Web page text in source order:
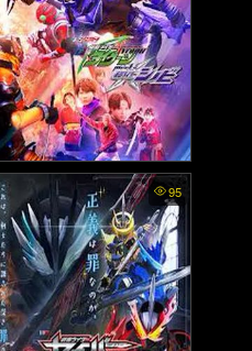
Geats Extra: Kamen Rider
Tycoon meets Kamen Rider
Shinobi - กีทส์ เอ็กซ์ตร้า: มาส
ค์ไรเดอร์ไทคูน พบ มาสค์ไรเด
อร์ชิโนบิ (2023)
95